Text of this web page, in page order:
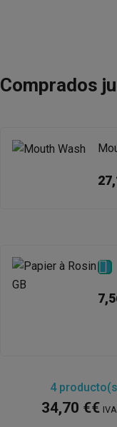
Comprados

4
34,70 €€